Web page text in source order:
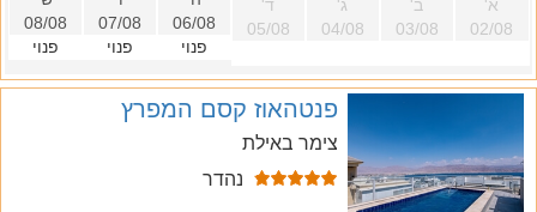
א'
02/08
ב'
03/08
ג'
04/08
ד'
05/08
06/08
פנוי
07/08
פנוי
08/08
פנוי
פנטהאוז קסם המפרץ
צימר באילת
נהדר